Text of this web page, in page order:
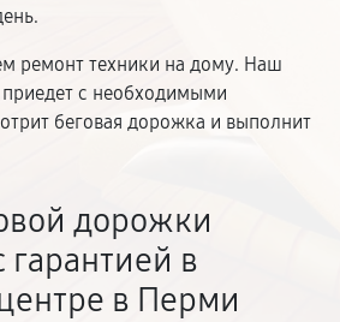
ремонт техники на дому. Наш
с необходимыми
беговая дорожка и выполнит
дорожки
гарантией в
в Перми